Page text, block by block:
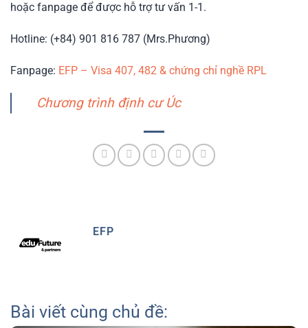
hoặc fanpage để được hỗ trợ tư vấn 1-1.
Hotline: (+84) 901 816 787 (Mrs.Phương)
Fanpage: EFP – Visa 407, 482 & chứng chỉ nghề RPL
Chương trình định cư Úc
EFP
Bài viết cùng chủ đề: